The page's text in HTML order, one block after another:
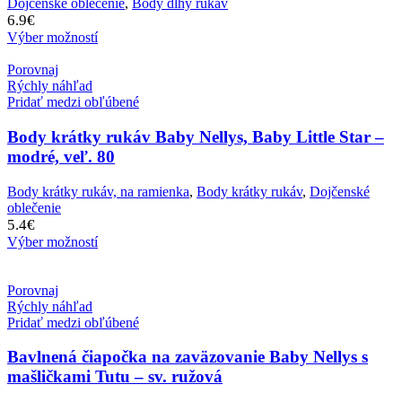
Dojčenské oblečenie, Body dlhý rukáv
6.9€
Výber možností
Porovnaj
Rýchly náhľad
Pridať medzi obľúbené
Body krátky rukáv Baby Nellys, Baby Little Star –
modré, veľ. 80
Body krátky rukáv, na ramienka, Body krátky rukáv, Dojčenské
oblečenie
5.4€
Výber možností
Porovnaj
Rýchly náhľad
Pridať medzi obľúbené
Bavlnená čiapočka na zaväzovanie Baby Nellys s
mašličkami Tutu – sv. ružová